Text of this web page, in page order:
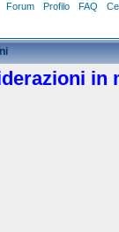
Forum Profilo FAQ
in